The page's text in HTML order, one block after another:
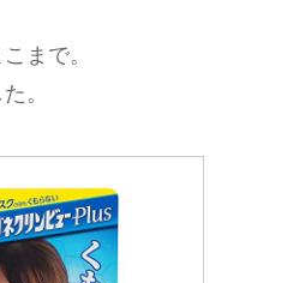
まで。
。